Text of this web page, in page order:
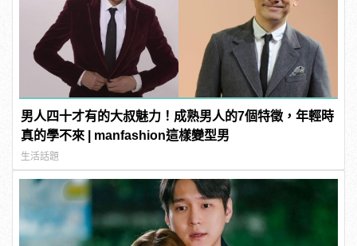
男人四十才有的大叔魅力！成熟男人的7個特徵，年輕時
真的學不來 | manfashion這樣變型男
生活話題